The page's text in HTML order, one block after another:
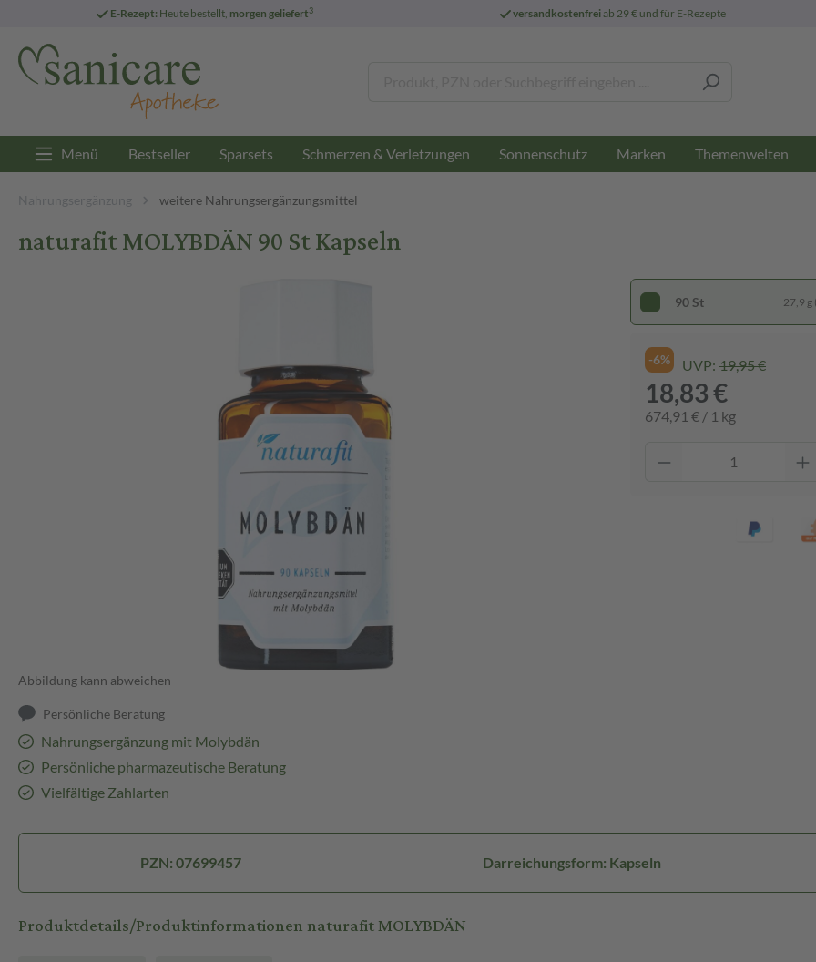
E-Rezept: Heute bestellt, morgen geliefert3 versandkostenfreiab 29 € und für E-Rezepte
Menü Bestseller Sparsets Schmerzen & Verletzungen Sonnenschutz Marken Themenwelten
Nahrungsergänzung weitere Nahrungsergänzungsmittel
naturafit MOLYBDÄN 90 St Kapseln
Abbildung kann abweichen
Persönliche Beratung
Nahrungsergänzung mit Molybdän
Persönliche pharmazeutische Beratung
Vielfältige Zahlarten
90 St 27,9 g
-6% UVP: 19,95 €
18,83 €
674,91 € / 1 kg
PZN: 07699457 Darreichungsform: Kapseln
Produktdetails/Produktinformationen naturafit MOLYBDÄN